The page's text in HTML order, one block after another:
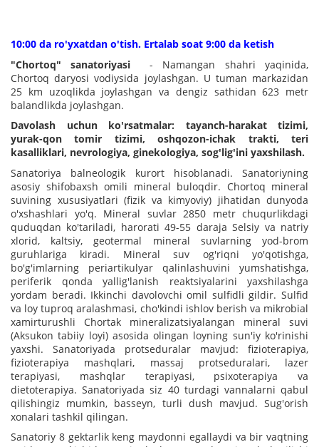
10:00 da ro'yxatdan o'tish. Ertalab soat 9:00 da ketish
"Chortoq" sanatoriyаsi
- Namangan shahri yaqinida,
Chortoq daryosi vodiysida joylashgan. U tuman markazidan
25 km uzoqlikda joylashgan va dengiz sathidan 623 metr
balandlikda joylashgan.
Davolash uchun ko'rsatmalar: tayanch-harakat tizimi,
yurak-qon tomir tizimi, oshqozon-ichak trakti, teri
kasalliklari, nevrologiya, ginekologiya, sog'lig'ini yaxshilash.
Sanatoriya balneologik kurort hisoblanadi. Sanatoriyning
asosiy shifobaxsh omili mineral buloqdir. Chortoq mineral
suvining xususiyatlari (fizik va kimyoviy) jihatidan dunyoda
o'xshashlari yo'q. Mineral suvlar 2850 metr chuqurlikdagi
quduqdan ko'tariladi, harorati 49-55 daraja Selsiy va natriy
xlorid, kaltsiy, geotermal mineral suvlarning yod-brom
guruhlariga kiradi. Mineral suv og'riqni yo'qotishga,
bo'g'imlarning periartikulyar qalinlashuvini yumshatishga,
periferik qonda yallig'lanish reaktsiyalarini yaxshilashga
yordam beradi. Ikkinchi davolovchi omil sulfidli gildir. Sulfid
va loy tuproq aralashmasi, cho'kindi ishlov berish va mikrobial
xamirturushli Chortak mineralizatsiyalangan mineral suvi
(Aksukon tabiiy loyi) asosida olingan loyning sun'iy ko'rinishi
yaxshi. Sanatoriyada protseduralar mavjud: fizioterapiya,
fizioterapiya mashqlari, massaj protseduralari, lazer
terapiyasi, mashqlar terapiyasi, psixoterapiya va
dietoterapiya. Sanatoriyada siz 40 turdagi vannalarni qabul
qilishingiz mumkin, basseyn, turli dush mavjud. Sug'orish
xonalari tashkil qilingan.
Sanatoriy 8 gektarlik keng maydonni egallaydi va bir vaqtning